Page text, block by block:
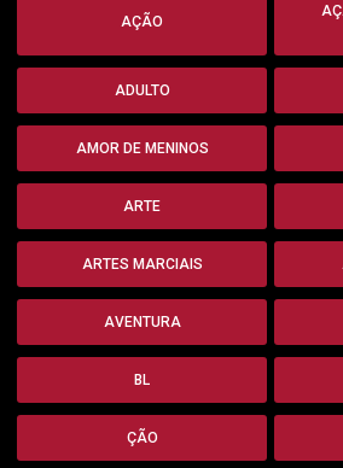
AÇÃO
ADULTO
AMOR DE MENINOS
ARTE
ARTES MARCIAIS
AVENTURA
BL
ÇÃO